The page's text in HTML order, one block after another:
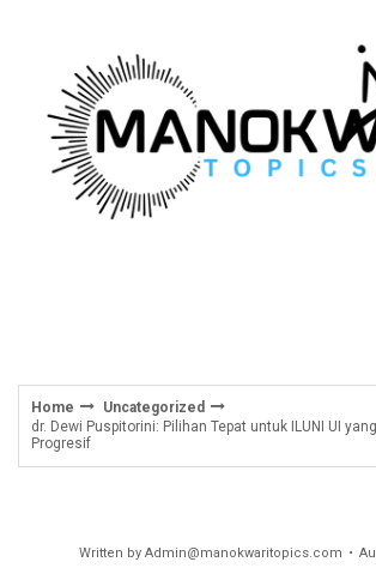
Home
Uncategorized
dr. Dewi Puspitorini: Pilihan Tepat untuk ILUNI UI
Progresif
Written by Admin@manokwaritopics.com